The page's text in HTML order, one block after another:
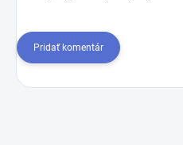
Pridať komentár